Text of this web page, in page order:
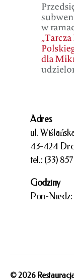
Adres
ul.
43-424
tel.: (33)
Godziny
Pon-
© 2026